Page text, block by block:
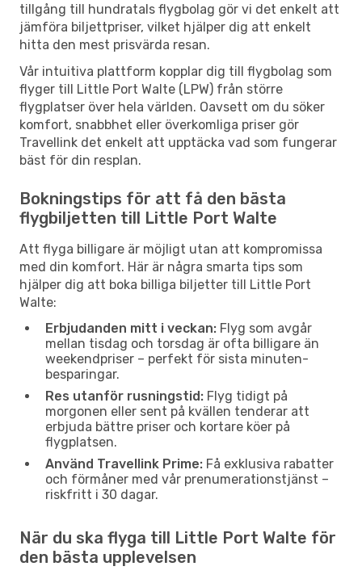
tillgång till hundratals flygbolag gör vi det enkelt att
jämföra biljettpriser, vilket hjälper dig att enkelt
hitta den mest prisvärda resan.
Vår intuitiva plattform kopplar dig till flygbolag som
flyger till Little Port Walte (LPW) från större
flygplatser över hela världen. Oavsett om du söker
komfort, snabbhet eller överkomliga priser gör
Travellink det enkelt att upptäcka vad som fungerar
bäst för din resplan.
Bokningstips för att få den bästa
flygbiljetten till Little Port Walte
Att flyga billigare är möjligt utan att kompromissa
med din komfort. Här är några smarta tips som
hjälper dig att boka billiga biljetter till Little Port
Walte:
Erbjudanden mitt i veckan: Flyg som avgår
mellan tisdag och torsdag är ofta billigare än
weekendpriser – perfekt för sista minuten-
besparingar.
Res utanför rusningstid: Flyg tidigt på
morgonen eller sent på kvällen tenderar att
erbjuda bättre priser och kortare köer på
flygplatsen.
Använd Travellink Prime: Få exklusiva rabatter
och förmåner med vår prenumerationstjänst –
riskfritt i 30 dagar.
När du ska flyga till Little Port Walte för
den bästa upplevelsen